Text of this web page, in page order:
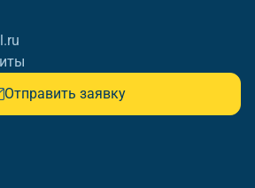
Отправить заявку